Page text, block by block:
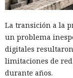
La transición a la
un problema
digitales
limitaciones de
durante años.